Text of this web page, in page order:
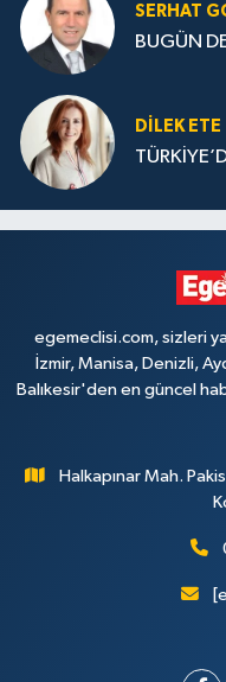
SERHAT
BUGÜN
DILEK ETE
egemeclisi.com, sizleri
İzmir, Manisa, Denizli,
Balıkesir'den en güncel
Halkapınar Mah.